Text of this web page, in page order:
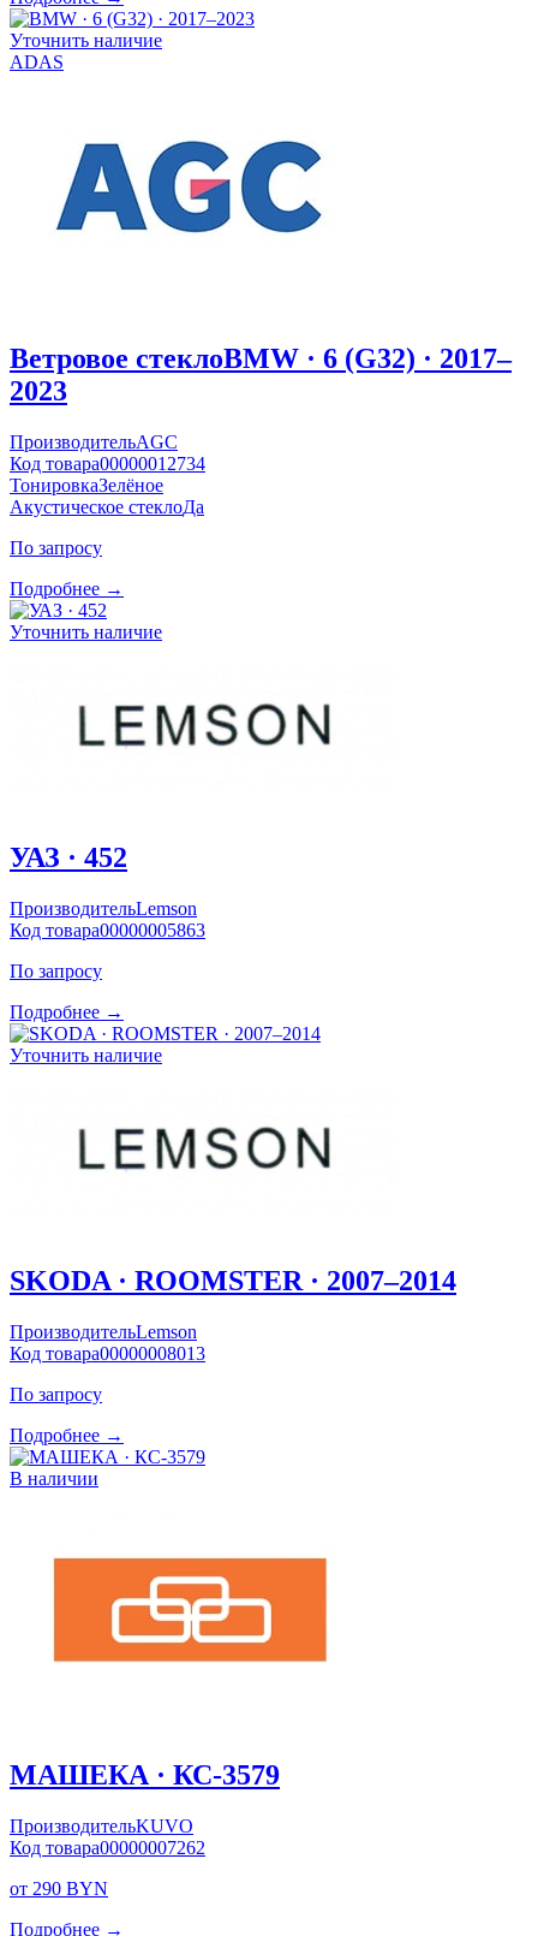
Уточнить наличие
ADAS
Ветровое стеклоBMW · 6 (G32) · 2017–
2023
ПроизводительAGC
Код товара00000012734
ТонировкаЗелёное
Акустическое стеклоДа
По запросу
Подробнее →
Уточнить наличие
УАЗ · 452
ПроизводительLemson
Код товара00000005863
По запросу
Подробнее →
Уточнить наличие
SKODA · ROOMSTER · 2007–2014
ПроизводительLemson
Код товара00000008013
По запросу
Подробнее →
В наличии
МАШЕКА · КС-3579
ПроизводительKUVO
Код товара00000007262
от 290 BYN
Подробнее →